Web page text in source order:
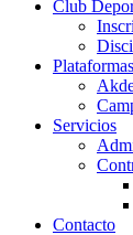
Club
Servicios
Contacto